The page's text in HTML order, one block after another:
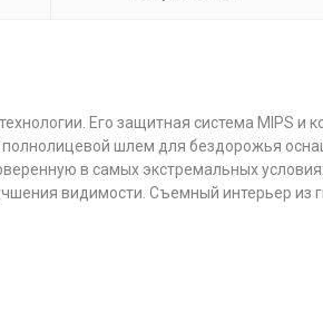
Его защитная система MIPS и
полнолицевой шлем для бездорожья
в самых экстремальных
видимости. Съемный интерьер из